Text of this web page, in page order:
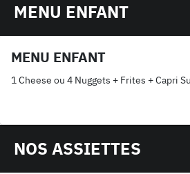
MENU ENFANT
MENU ENFANT
1 Cheese ou 4 Nuggets + Frites + Capri
NOS ASSIETTES